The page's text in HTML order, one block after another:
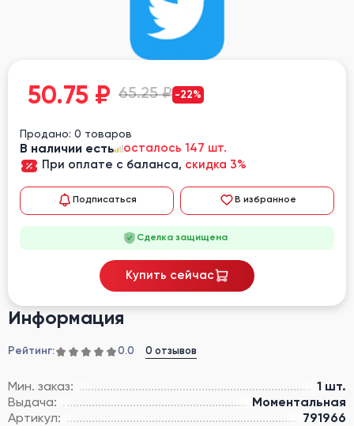
Информация
Рейтинг: 0.0 0 отзывов
Мин. заказ:
1 шт.
Выдача:
Моментальная
Артикул:
791966
50.75 ₽ 65.25 ₽ -22%
Продано: 0 товаров
В наличии есть
осталось 147 шт.
При оплате с баланса, скидка 3%
Подписаться В избранное
Сделка защищена
Купить сейчас